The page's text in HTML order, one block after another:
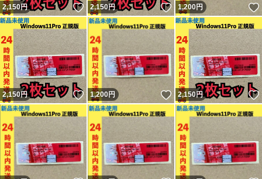
2,150円 いいね！
2,150円 いいね！
1,200円
2,150円 いいね！
1,200円 いいね！
2,150円